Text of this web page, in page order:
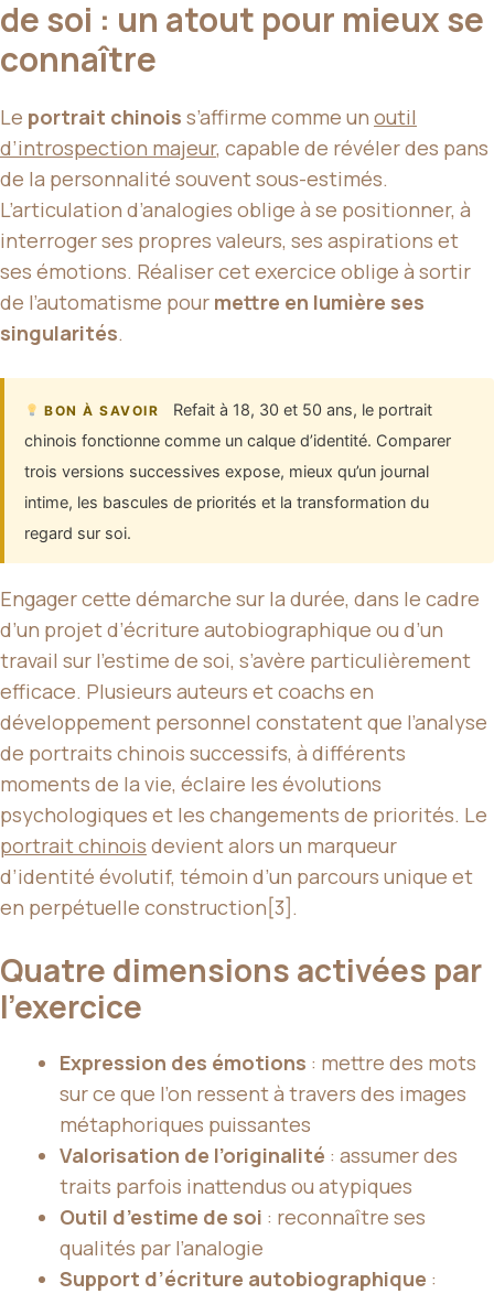
de soi : un atout pour mieux se
connaître
Le portrait chinois s’affirme comme un outil
d’introspection majeur, capable de révéler des pans
de la personnalité souvent sous-estimés.
L’articulation d’analogies oblige à se positionner, à
interroger ses propres valeurs, ses aspirations et
ses émotions. Réaliser cet exercice oblige à sortir
de l’automatisme pour mettre en lumière ses
singularités.
BON À SAVOIR
Refait à 18, 30 et 50 ans, le portrait
chinois fonctionne comme un calque d’identité. Comparer
trois versions successives expose, mieux qu’un journal
intime, les bascules de priorités et la transformation du
regard sur soi.
Engager cette démarche sur la durée, dans le cadre
d’un projet d’écriture autobiographique ou d’un
travail sur l’estime de soi, s’avère particulièrement
efficace. Plusieurs auteurs et coachs en
développement personnel constatent que l’analyse
de portraits chinois successifs, à différents
moments de la vie, éclaire les évolutions
psychologiques et les changements de priorités. Le
portrait chinois devient alors un marqueur
d’identité évolutif, témoin d’un parcours unique et
en perpétuelle construction[3].
Quatre dimensions activées par
l’exercice
Expression des émotions : mettre des mots
sur ce que l’on ressent à travers des images
métaphoriques puissantes
Valorisation de l’originalité : assumer des
traits parfois inattendus ou atypiques
Outil d’estime de soi : reconnaître ses
qualités par l’analogie
Support d’écriture autobiographique :